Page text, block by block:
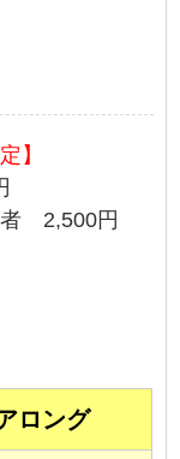
】
者 2,500円
ロング